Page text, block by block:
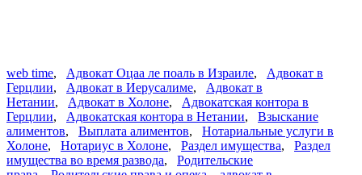
web time, Адвокат Оцаа ле поаль в Израиле, Адвокат в
Герцлии, Адвокат в Иерусалиме, Адвокат в
Нетании, Адвокат в Холоне, Адвокатская контора в
Герцлии, Адвокатская контора в Нетании, Взыскание
алиментов, Выплата алиментов, Нотариальные услуги в
Холоне, Нотариус в Холоне, Раздел имущества, Раздел
имущества во время развода, Родительские